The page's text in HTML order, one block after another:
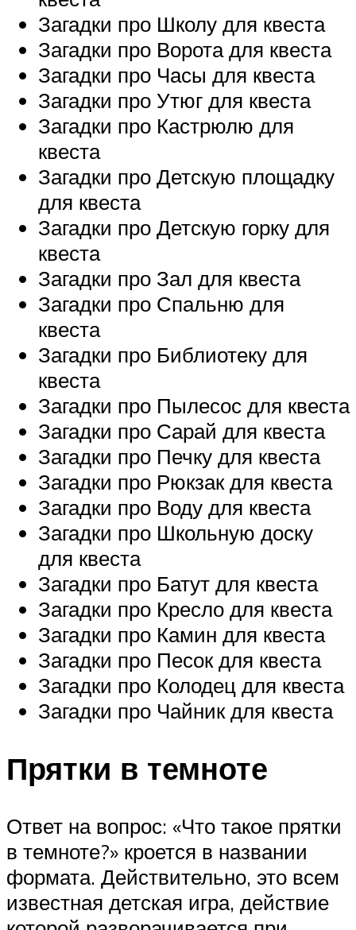
Загадки про Школу для квеста
Загадки про Ворота для квеста
Загадки про Часы для квеста
Загадки про Утюг для квеста
Загадки про Кастрюлю для
квеста
Загадки про Детскую площадку
для квеста
Загадки про Детскую горку для
квеста
Загадки про Зал для квеста
Загадки про Спальню для
квеста
Загадки про Библиотеку для
квеста
Загадки про Пылесос для квеста
Загадки про Сарай для квеста
Загадки про Печку для квеста
Загадки про Рюкзак для квеста
Загадки про Воду для квеста
Загадки про Школьную доску
для квеста
Загадки про Батут для квеста
Загадки про Кресло для квеста
Загадки про Камин для квеста
Загадки про Песок для квеста
Загадки про Колодец для квеста
Загадки про Чайник для квеста
Прятки в темноте
Ответ на вопрос: «Что такое прятки
в темноте?» кроется в названии
формата. Действительно, это всем
известная детская игра, действие